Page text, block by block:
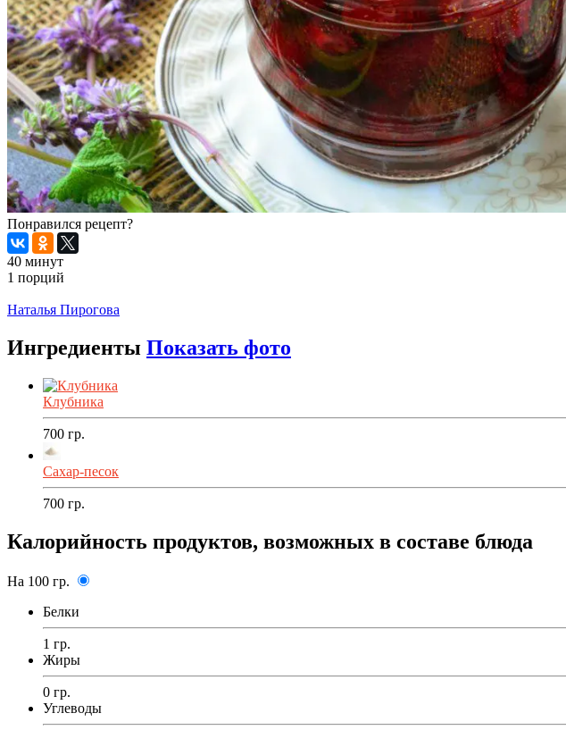
Понравился рецепт?
40 минут
1 порций
Наталья Пирогова
Ингредиенты Показать фото
Клубника
700 гр.
Сахар-песок
700 гр.
Калорийность продуктов, возможных в составе блюда
На 100 гр.
Белки
1 гр.
Жиры
0 гр.
Углеводы